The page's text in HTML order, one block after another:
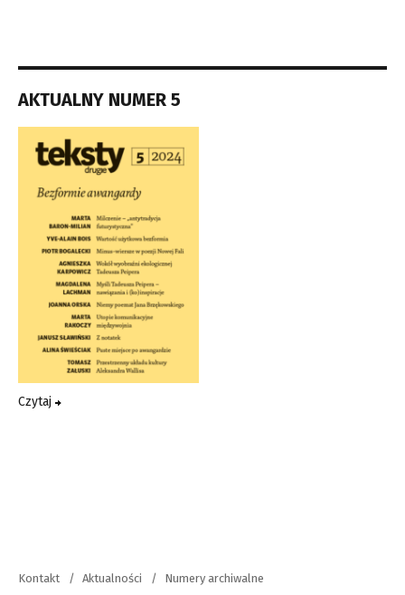
AKTUALNY NUMER 5
Czytaj
Kontakt Aktualności Numery archiwalne